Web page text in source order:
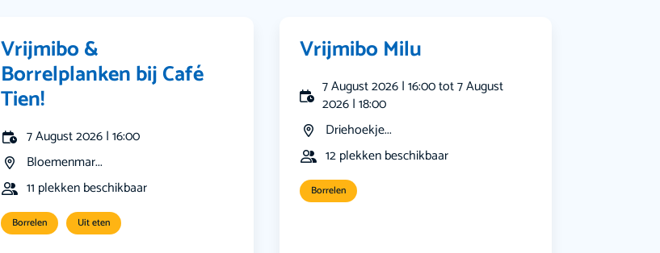
Vrijmibo &
Borrelplanken bij Café
Tien!
7 August 2026 | 16:00
Bloemenmar...
11 plekken beschikbaar
Borrelen Uit eten
Vrijmibo Milu
7 August 2026 | 16:00 tot 7 August
2026 | 18:00
Driehoekje...
12 plekken beschikbaar
Borrelen